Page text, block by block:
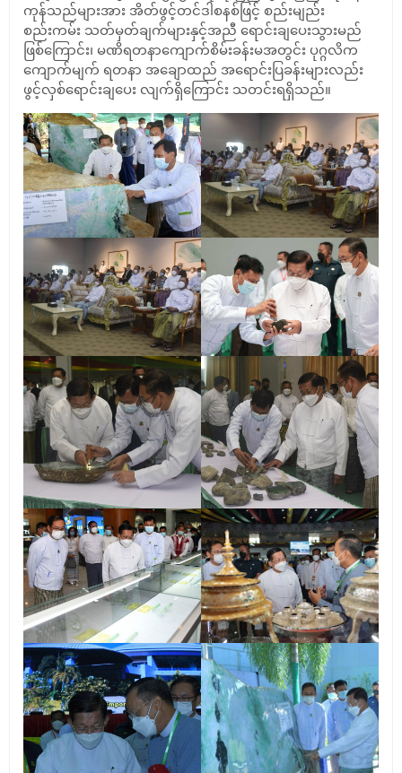
ကုန်သည်များအား အိတ်ဖွင့်တင်ဒါစနစ်ဖြင့် စည်းမျည်း
စည်းကမ်း သတ်မှတ်ချက်များနှင့်အညီ ရောင်းချပေးသွားမည်
ဖြစ်ကြောင်း၊ မဏိရတနာကျောက်စိမ်းခန်းမအတွင်း ပုဂ္ဂလိက
ကျောက်မျက် ရတနာ အချောထည် အရောင်းပြခန်းများလည်း
ဖွင့်လှစ်ရောင်းချပေး လျက်ရှိကြောင်း သတင်းရရှိသည်။